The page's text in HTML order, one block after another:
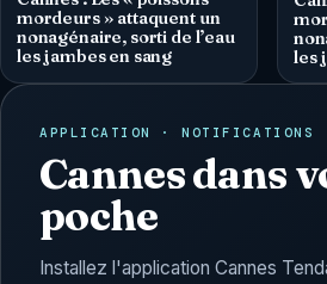
mordeurs » attaquent un
nonagénaire, sorti de l’eau
les jambes en sang
les
APPLICATION · NOTIFICATIONS
Cannes dans
poche
Installez l'application Cannes